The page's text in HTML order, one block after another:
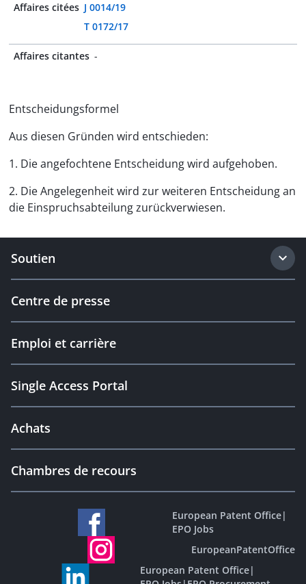
Affaires citées J 0014/19
T 0172/17
Affaires citantes -
Entscheidungsformel
Aus diesen Gründen wird entschieden:
1. Die angefochtene Entscheidung wird aufgehoben.
2. Die Angelegenheit wird zur weiteren Entscheidung an
die Einspruchsabteilung zurückverwiesen.
Soutien
Centre de presse
Emploi et carrière
Single Access Portal
Achats
Chambres de recours
European Patent Office|
EPO Jobs
EuropeanPatentOffice
European Patent Office|